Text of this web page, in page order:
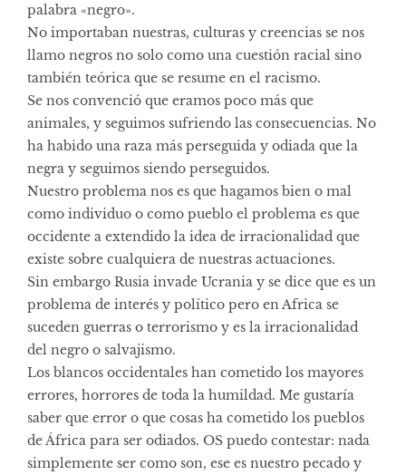
palabra «negro».
No importaban nuestras, culturas y creencias se nos
llamo negros no solo como una cuestión racial sino
también teórica que se resume en el racismo.
Se nos convenció que eramos poco más que
animales, y seguimos sufriendo las consecuencias. No
ha habido una raza más perseguida y odiada que la
negra y seguimos siendo perseguidos.
Nuestro problema nos es que hagamos bien o mal
como individuo o como pueblo el problema es que
occidente a extendido la idea de irracionalidad que
existe sobre cualquiera de nuestras actuaciones.
Sin embargo Rusia invade Ucrania y se dice que es un
problema de interés y político pero en Africa se
suceden guerras o terrorismo y es la irracionalidad
del negro o salvajismo.
Los blancos occidentales han cometido los mayores
errores, horrores de toda la humildad. Me gustaría
saber que error o que cosas ha cometido los pueblos
de África para ser odiados. OS puedo contestar: nada
simplemente ser como son, ese es nuestro pecado y